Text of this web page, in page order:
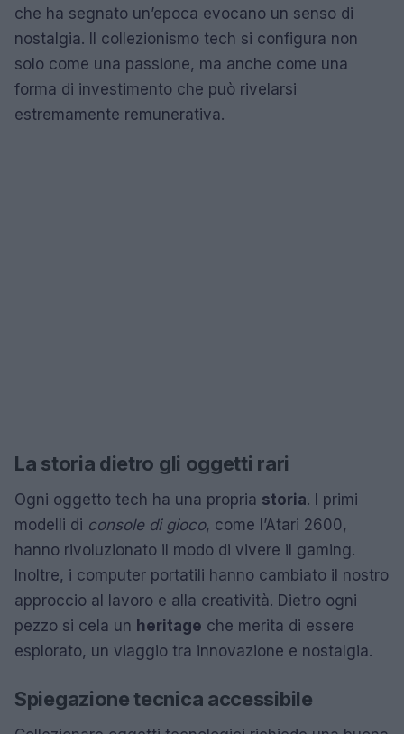
che ha segnato un’epoca evocano un senso di
nostalgia. Il collezionismo tech si configura non
solo come una passione, ma anche come una
forma di investimento che può rivelarsi
estremamente remunerativa.
La storia dietro gli oggetti rari
Ogni oggetto tech ha una propria storia. I primi
modelli di console di gioco, come l’Atari 2600,
hanno rivoluzionato il modo di vivere il gaming.
Inoltre, i computer portatili hanno cambiato il nostro
approccio al lavoro e alla creatività. Dietro ogni
pezzo si cela un heritage che merita di essere
esplorato, un viaggio tra innovazione e nostalgia.
Spiegazione tecnica accessibile